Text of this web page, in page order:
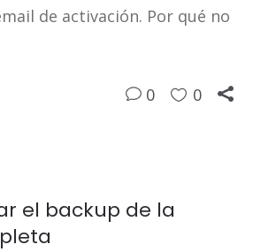
de activación. Por qué no
0 0
el backup de la